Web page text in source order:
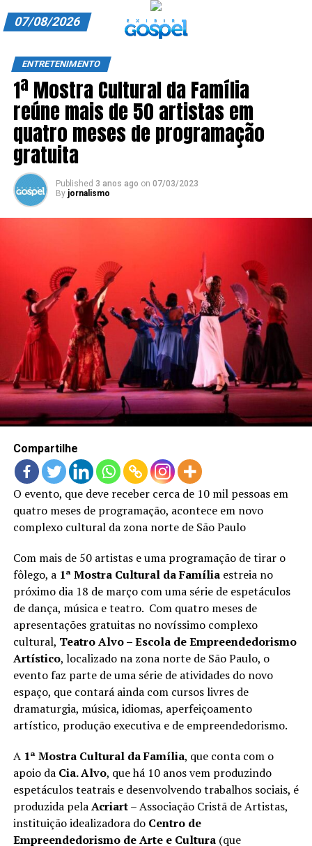
ANUNCIE CONOSCO
ASSINE
CARRINHO
EDITORIAL
ENTREVISTAS
FINALIZAR COMPRA
HOME
LANÇAMENTOS
07/08/2026
ENTRETENIMENTO
1ª Mostra Cultural da Família
reúne mais de 50 artistas em
quatro meses de programação
gratuita
Published 3 anos ago on 07/03/2023
By jornalismo
Compartilhe
O evento, que deve receber cerca de 10 mil pessoas em
quatro meses de programação, acontece em novo
complexo cultural da zona norte de São Paulo
Com mais de 50 artistas e uma programação de tirar o
fôlego, a 1ª Mostra Cultural da Famíliaestreia no
próximo dia 18 de março com uma série de espetáculos
de dança, música e teatro. Com quatro meses de
apresentações gratuitas no novíssimo complexo
cultural, Teatro Alvo – Escola de Empreendedorismo
Artístico, localizado na zona norte de São Paulo, o
evento faz parte de uma série de atividades do novo
espaço, que contará ainda com cursos livres de
dramaturgia, música, idiomas, aperfeiçoamento
artístico, produção executiva e de empreendedorismo.
A 1ª Mostra Cultural da Família, que conta com o
apoio daCia. Alvo, que há 10 anos vem produzindo
espetáculos teatrais e desenvolvendo trabalhos sociais, é
produzida pelaAcriart– Associação Cristã de Artistas,
instituição idealizadora do Centro de
Empreendedorismo de Arte e Cultura (que